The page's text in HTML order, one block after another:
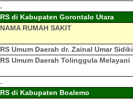
.
RS di Kabupaten Gorontalo Utara
NAMA RUMAH SAKIT
RS Umum Daerah dr. Zainal Umar Sidiki
RS Umum Daerah Tolinggula Melayani
.
RS di Kabupaten Boalemo